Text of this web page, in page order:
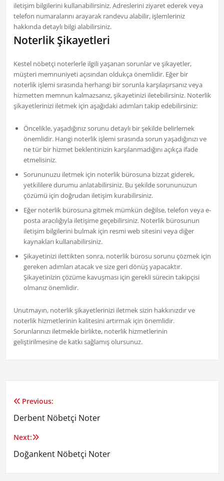
iletişim bilgilerini kullanabilirsiniz. Adreslerini ziyaret ederek veya
telefon numaralarını arayarak randevu alabilir, işlemleriniz
hakkında detaylı bilgi alabilirsiniz.
Noterlik Şikayetleri
Kestel nöbetçi noterlerle ilgili yaşanan sorunlar ve şikayetler,
müşteri memnuniyeti açısından oldukça önemlidir. Eğer bir
noterlik işlemi sırasında herhangi bir sorunla karşılaşırsanız veya
hizmetten memnun kalmazsanız, şikayetinizi iletebilirsiniz. Noterlik
şikayetlerinizi iletmek için aşağıdaki adımları takip edebilirsiniz:
Öncelikle, yaşadığınız sorunu detaylı bir şekilde belirlemek
önemlidir. Hangi noterlik işlemi sırasında sorun yaşadığınızı ve
ne tür bir hizmet beklentinizin karşılanmadığını açıkça ifade
etmelisiniz.
Sorununuzu iletmek için noterlik bürosuna bizzat giderek,
yetkililere durumu anlatabilirsiniz. Bu şekilde sorununuzun
çözümü için doğrudan iletişim kurabilirsiniz.
Eğer noterlik bürosuna gitmek mümkün değilse, telefon veya e-
posta aracılığıyla iletişime geçebilirsiniz. Noterlik bürosunun
iletişim bilgilerini bulmak için resmi web sitesini veya diğer
kaynakları kullanabilirsiniz.
Şikayetinizi ilettikten sonra, noterlik bürosu sorunu çözmek için
gereken adımları atacak ve size geri dönüş yapacaktır.
Şikayetinizin çözüme kavuşması için gerekli sürecin takipçisi
olmanız önemlidir.
Unutmayın, noterlik şikayetlerinizi iletmek sizin hakkınızdır ve
noterlik hizmetlerinin kalitesini artırmak için önemlidir.
Sorunlarınızı iletmekle birlikte, noterlik hizmetlerinin
geliştirilmesine de katkı sağlamış olursunuz.
Yazı
gezinmesi
Previous:
Derbent Nöbetçi Noter
Next:
Doğankent Nöbetçi Noter